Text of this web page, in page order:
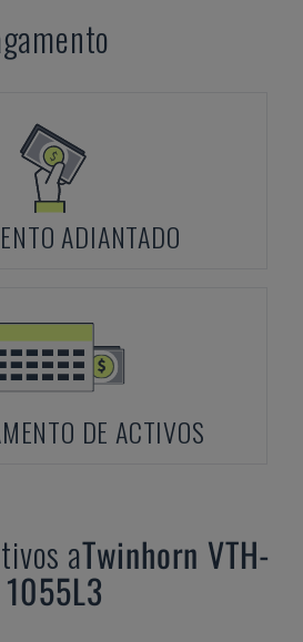
ADIANTADO
DE ACTIVOS
aTwinhorn VTH-
1055L3